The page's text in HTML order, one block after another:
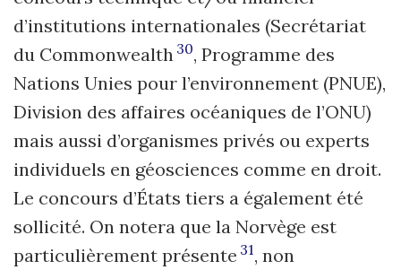
d’institutions internationales (Secrétariat
du Commonwealth 30, Programme des
Nations Unies pour l’environnement (PNUE),
Division des affaires océaniques de l’ONU)
mais aussi d’organismes privés ou experts
individuels en géosciences comme en droit.
Le concours d’États tiers a également été
sollicité. On notera que la Norvège est
particulièrement présente 31, non